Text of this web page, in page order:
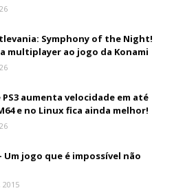
Symphony of the Night!
multiplayer ao jogo da Konami
PS3 aumenta velocidade em até
e no Linux fica ainda melhor!
Um jogo que é impossível não